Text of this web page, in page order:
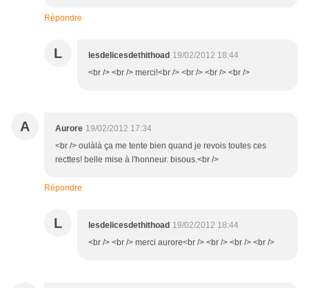
Répondre
L lesdelicesdethithoad 19/02/2012 18:44
<br /> <br /> merci!<br /> <br /> <br /> <br />
A Aurore 19/02/2012 17:34
<br /> oulàlà ça me tente bien quand je revois toutes ces
recttes! belle mise à l'honneur. bisous.<br />
Répondre
L lesdelicesdethithoad 19/02/2012 18:44
<br /> <br /> merci aurore<br /> <br /> <br /> <br />